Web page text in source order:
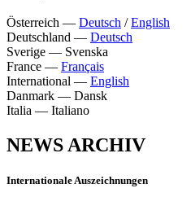
Österreich — Deutsch /English
Deutschland — Deutsch
Sverige — Svenska
France — Français
International — English
Danmark — Dansk
Italia — Italiano
NEWS ARCHIV
Internationale Auszeichnungen